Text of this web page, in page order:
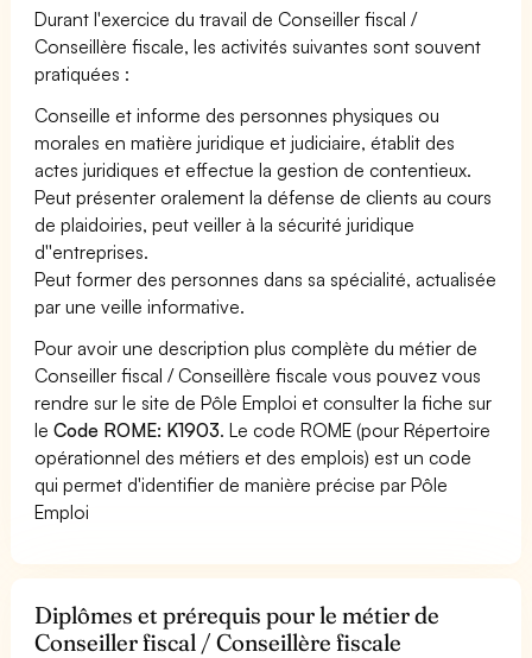
Durant l'exercice du travail de Conseiller fiscal /
Conseillère fiscale, les activités suivantes sont souvent
pratiquées :
Conseille et informe des personnes physiques ou
morales en matière juridique et judiciaire, établit des
actes juridiques et effectue la gestion de contentieux.
Peut présenter oralement la défense de clients au cours
de plaidoiries, peut veiller à la sécurité juridique
d''entreprises.
Peut former des personnes dans sa spécialité, actualisée
par une veille informative.
Pour avoir une description plus complète du métier de
Conseiller fiscal / Conseillère fiscale vous pouvez vous
rendre sur le site de Pôle Emploi et consulter la fiche sur
leCode ROME: K1903. Le code ROME (pour Répertoire
opérationnel des métiers et des emplois) est un code
qui permet d'identifier de manière précise par Pôle
Emploi
Diplômes et prérequis pour le métier de
Conseiller fiscal / Conseillère fiscale